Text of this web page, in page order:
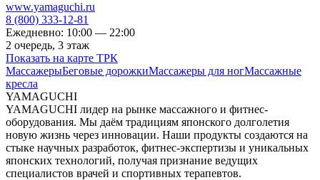
www.yamaguchi.ru
8 (800) 333-12-81
Ежедневно: 10:00 — 22:00
2 очередь, 3 этаж
Показать на карте ТРК
МассажерыБеговые дорожкиМассажеры для ногМассажные
кресла
YAMAGUCHI
YAMAGUCHI лидер на рынке массажного и фитнес-
оборудования. Мы даём традициям японского долголетия
новую жизнь через инновации. Наши продукты создаются на
стыке научных разработок, фитнес-экспертизы и уникальных
японских технологий, получая признание ведущих
специалистов врачей и спортивных терапевтов.